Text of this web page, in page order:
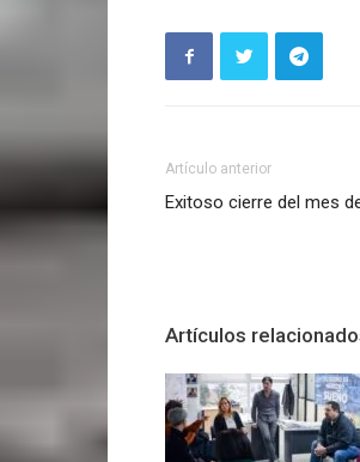
Artículo anterior
Exitoso cierre del mes
Artículos